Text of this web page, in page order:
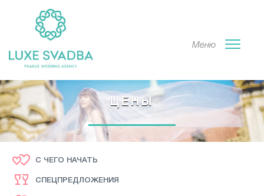
Меню
ЦЕНЫ
С ЧЕГО НАЧАТЬ
СПЕЦПРЕДЛОЖЕНИЯ